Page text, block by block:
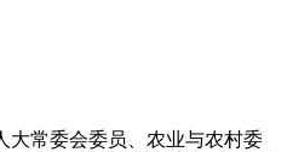
大常委会委员、农业与农村委